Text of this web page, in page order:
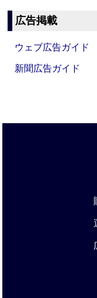
広告掲載
ウェブ広告ガイド
新聞広告ガイド